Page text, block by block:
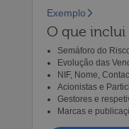
Exemplo
O que inclui
Semáforo do
Evolução das
NIF, Nome,
Acionistas e
Gestores e
Marcas e